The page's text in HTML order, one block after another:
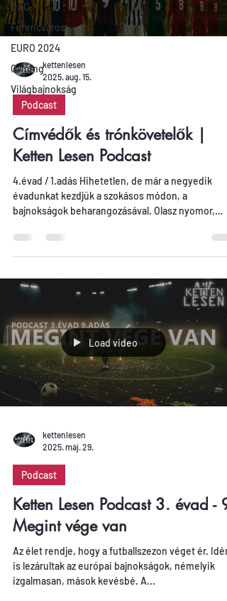
DAC
Ferencváros
EURO 2024
Gaming
Világbajnokság
kettenlesen
2025. aug. 15.
Podcast
Címvédők és trónkövetelők |
Ketten Lesen Podcast
4.évad / 1.adás Hihetetlen, de már a negyedik
évadunkat kezdjük a szokásos módon, a
bajnokságok beharangozásával. Olasz nyomor,
mielőtt útjára indul a szezon.
Load video
kettenlesen
2025. máj. 29.
Podcast
Ketten Lesen Podcast 3. évad - 9.
Megint vége van
Az élet rendje, hogy a futballszezon véget ér. Idén
is lezárultak az európai bajnokságok, némelyik
izgalmasan, mások kevésbé. A...